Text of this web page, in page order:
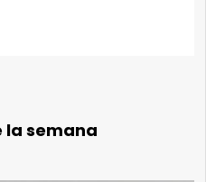
la semana